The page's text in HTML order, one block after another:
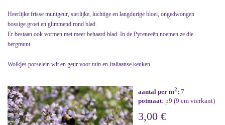
Heerlijke frisse muntgeur, sierlijke, luchtige en langdurige bloei, ongedwongen
bossige groei en glimmend rond blad.
Er bestaan ook vormen met meer behaard blad. In de Pyreneeën noemen ze die
bergmunt.
Wolkjes porselein wit en geur voor tuin en Italiaanse keuken.
aantal per m2: 7
potmaat: p9 (9 cm vierkant)
3,00 €